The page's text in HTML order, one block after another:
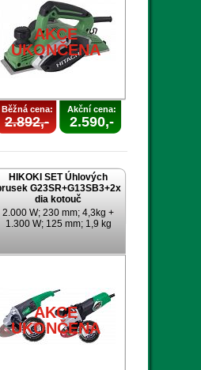
AKCE
UKONČENA
Běžná cena:
2.892,-
Akční cena:
2.590,-
HIKOKI SET Úhlových
G23SR+G13SB3+2x
dia kotouč
2.000 W; 230 mm; 4,3kg +
1.300 W; 125 mm; 1,9 kg
AKCE
UKONČENA